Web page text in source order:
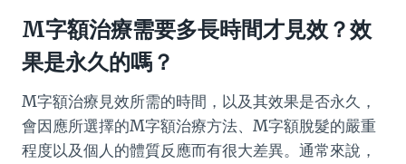
M字額治療需要多長時間才見效？效
果是永久的嗎？
M字額治療見效所需的時間，以及其效果是否永久，
會因應所選擇的M字額治療方法、M字額脫髮的嚴重
程度以及個人的體質反應而有很大差異。通常來說，